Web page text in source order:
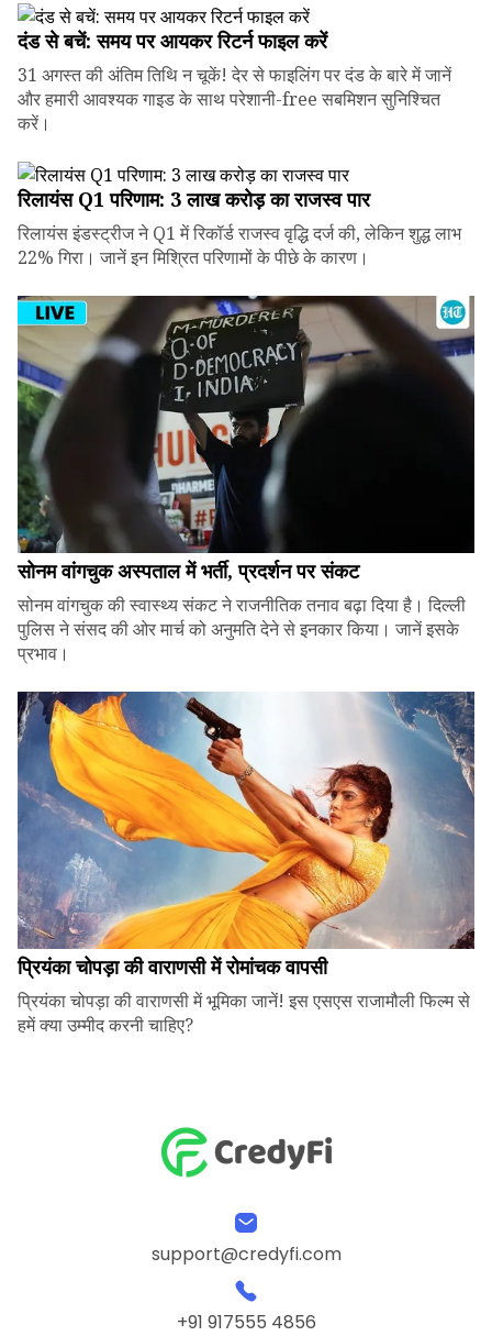
दंड से बचें: समय पर आयकर रिटर्न फाइल करें
31 अगस्त की अंतिम तिथि न चूकें! देर से फाइलिंग पर दंड के बारे में जानें
और हमारी आवश्यक गाइड के साथ परेशानी-free सबमिशन सुनिश्चित
करें।
रिलायंस Q1 परिणाम: ₹3 लाख करोड़ का राजस्व पार
रिलायंस इंडस्ट्रीज ने Q1 में रिकॉर्ड राजस्व वृद्धि दर्ज की, लेकिन शुद्ध लाभ
22% गिरा। जानें इन मिश्रित परिणामों के पीछे के कारण।
सोनम वांगचुक अस्पताल में भर्ती, प्रदर्शन पर संकट
सोनम वांगचुक की स्वास्थ्य संकट ने राजनीतिक तनाव बढ़ा दिया है। दिल्ली
पुलिस ने संसद की ओर मार्च को अनुमति देने से इनकार किया। जानें इसके
प्रभाव।
प्रियंका चोपड़ा की वाराणसी में रोमांचक वापसी
प्रियंका चोपड़ा की वाराणसी में भूमिका जानें! इस एसएस राजामौली फिल्म से
हमें क्या उम्मीद करनी चाहिए?
support@credyfi.com
+91 917555 4856